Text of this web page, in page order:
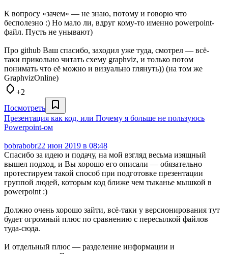
К вопросу «зачем» — не знаю, потому и говорю что
бесполезно :) Но мало ли, вдруг кому-то именно powerpoint-
файл. Пусть не унывают)
Про github Ваш спасибо, заходил уже туда, смотрел — всё-
таки прикольно читать схему graphviz, и только потом
понимать что её можно и визуально глянуть)) (на том же
GraphvizOnline)
+2
Посмотреть
Презентация как код, или Почему я больше не пользуюсь
Powerpoint-ом
bobrabobr22 июн 2019 в 08:48
Спасибо за идею и подачу, на мой взгляд весьма изящный
вышел подход, и Вы хорошо его описали — обязательно
протестируем такой способ при подготовке презентации
группой людей, которым код ближе чем тыканье мышкой в
powerpoint :)
Должно очень хорошо зайти, всё-таки у версионирования тут
будет огромный плюс по сравнению с пересылкой файлов
туда-сюда.
И отдельный плюс — разделение информации и